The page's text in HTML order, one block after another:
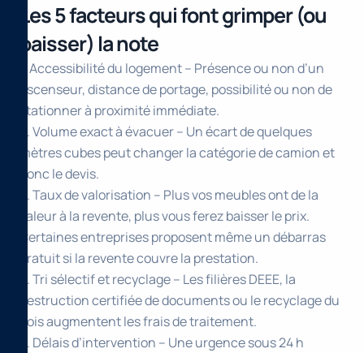
Les 5 facteurs qui font grimper (ou
baisser) la note
1. Accessibilité du logement – Présence ou non d’un
ascenseur, distance de portage, possibilité ou non de
stationner à proximité immédiate.
2. Volume exact à évacuer – Un écart de quelques
mètres cubes peut changer la catégorie de camion et
donc le devis.
3. Taux de valorisation – Plus vos meubles ont de la
valeur à la revente, plus vous ferez baisser le prix.
Certaines entreprises proposent même un débarras
gratuit si la revente couvre la prestation.
4. Tri sélectif et recyclage – Les filières DEEE, la
destruction certifiée de documents ou le recyclage du
bois augmentent les frais de traitement.
5. Délais d’intervention – Une urgence sous 24 h